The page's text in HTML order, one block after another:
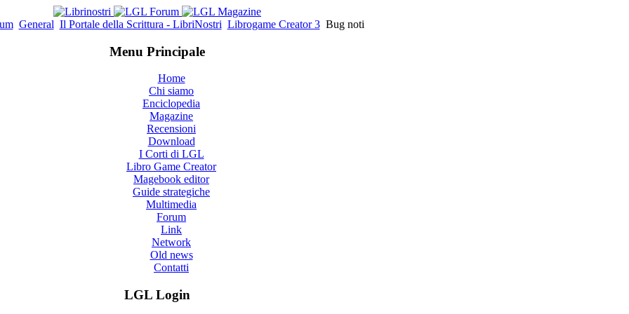
General Il Portale della Scrittura - LibriNostri Librogame Creator 3 Bug noti
Menu Principale
Home
Chi siamo
Enciclopedia
Magazine
Recensioni
Download
I Corti di LGL
Libro Game Creator
Magebook editor
Guide strategiche
Multimedia
Forum
Link
Network
Old news
Contatti
LGL Login